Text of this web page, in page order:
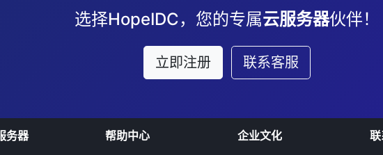
选择HopeIDC，您的专属云服务器伙伴！
立即注册 联系客服
务器 帮助中心 企业文化